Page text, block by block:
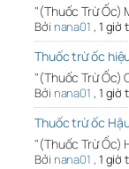
"(Thuốc Trừ Ốc)
Bởi nana01 , 1 giờ
Thuốc trừ ốc
"(Thuốc Trừ Ốc)
Bởi nana01 , 1 giờ
Thuốc trừ ốc
"(Thuốc Trừ Ốc)
Bởi nana01 , 1 giờ